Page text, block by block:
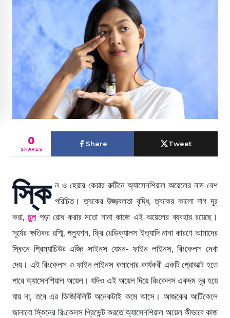
0
SHARES
Share Tweet
স্কি ন ও হেয়ার কেয়ার রুটিনে অ্যাসেনশিয়াল অয়েলের নাম বেশ
পরিচিত। ত্বকের উজ্জ্বলতা বৃদ্ধি, ত্বকের কালো দাগ দূর
করা,চুলপড়া রোধ করার মতো নানা কাজে এই অয়েলের ব্যবহার রয়েছে।
সূর্যের ক্ষতিকর রশ্মি, পল্যুশন, ফ্রি রেডিক্যালস ইত্যাদি নানা কারণে আমাদের
স্কিনে প্রিম্যাচিউর এজিং সাইনস যেমন- ফাইন লাইনস, রিংকেলস দেখা
দেয়। এই রিংকেলস ও ফাইন লাইনস কমানোর কার্যকরী একটি প্রোডাক্ট হতে
পারে অ্যাসেনশিয়াল অয়েল। যদিও এই অয়েল দিয়ে রিংকেলস একদম দূর হয়ে
যায় না, তবে এর ভিজিবিলিটি অনেকটাই কমে আসে। আজকের আর্টিকেলে
জানাবো স্কিনের রিংকেলস প্রিভেন্ট করতে অ্যাসেনশিয়াল অয়েল কীভাবে কাজ